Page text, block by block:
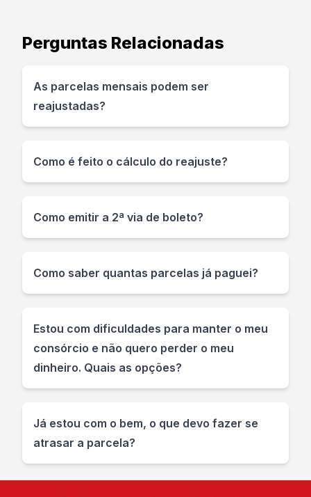
Perguntas Relacionadas
As parcelas mensais podem ser
reajustadas?
Como é feito o cálculo do reajuste?
Como emitir a 2ª via de boleto?
Como saber quantas parcelas já paguei?
Estou com dificuldades para manter o meu
consórcio e não quero perder o meu
dinheiro. Quais as opções?
Já estou com o bem, o que devo fazer se
atrasar a parcela?